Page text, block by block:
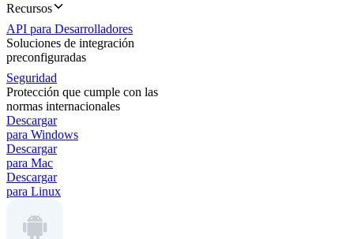
Recursos
API para Desarrolladores
Soluciones de integración
preconfiguradas
Seguridad
Protección que cumple con las
normas internacionales
Descargar
para Windows
Descargar
para Mac
Descargar
para Linux